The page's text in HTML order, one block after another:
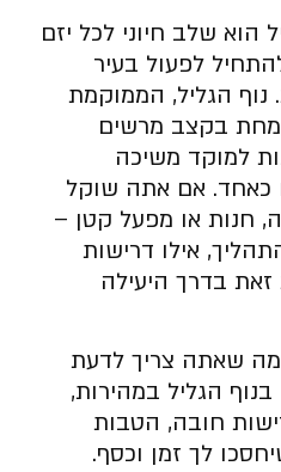
הוא שלב חיוני לכל יזם
לפעול בעיר
נוף הגליל, הממוקמת
בקצב מרשים
למוקד משיכה
כאחד. אם אתה שוקל
חנות או מפעל קטן –
אילו דרישות
זאת בדרך היעילה
שאתה צריך לדעת
הגליל במהירות,
חובה, הטבות
לך זמן וכסף.